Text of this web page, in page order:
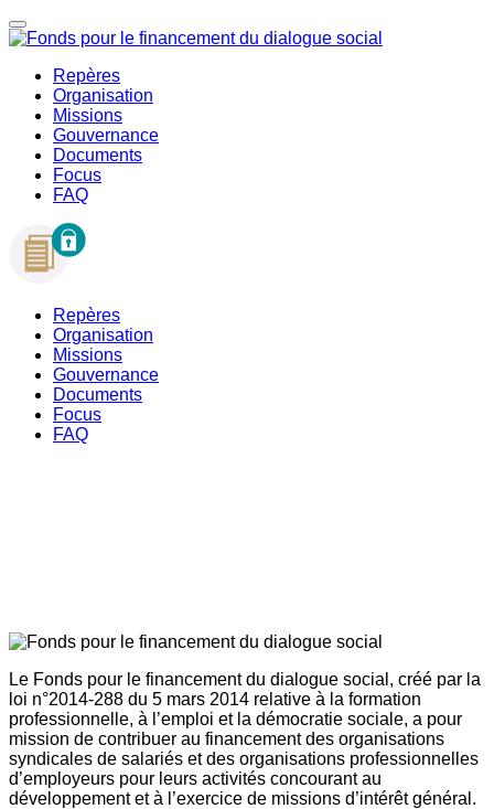
Repères
Organisation
Missions
Gouvernance
Documents
Focus
FAQ
Repères
Organisation
Missions
Gouvernance
Documents
Focus
FAQ
Le Fonds pour le financement du dialogue social, créé par la
loi n°2014-288 du 5 mars 2014 relative à la formation
professionnelle, à l’emploi et la démocratie sociale, a pour
mission de contribuer au financement des organisations
syndicales de salariés et des organisations professionnelles
d’employeurs pour leurs activités concourant au
développement et à l’exercice de missions d’intérêt général.